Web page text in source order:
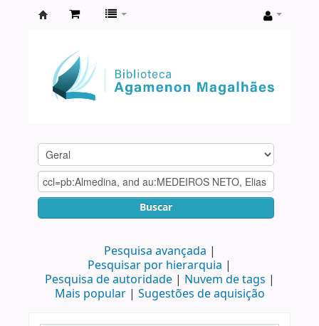
Agamenon
Magalhães
Buscar
Pesquisa avançada
Pesquisar por hierarquia
Pesquisa de autoridade
Nuvem de tags
Mais popular
Sugestões de aquisição